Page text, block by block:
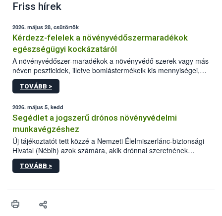
Friss hírek
2026. május 28, csütörtök
Kérdezz-felelek a növényvédőszermaradékok
egészségügyi kockázatáról
A növényvédőszer-maradékok a növényvédő szerek vagy más
néven peszticidek, illetve bomlástermékeik kis mennyiségei,
melyek a terményekben vagy azok felületén a betakarítást,
szüretelést, illetve tárolást követően is megmaradhatnak. Az
mennyiségének esetenként a kezelt terményeken is jelen kell
lennie. Nem minden élelmiszer tartalmaz szermaradékot.
Azokban az élelmiszerekben is, melyekben kimutathatóak,
általában csak nagyon kis mennyiségben vannak jelen, így nem
jelenthetnek kockázatot a fogyasztó egészségére nézve.
TOVÁBB >
2026. május 5, kedd
Segédlet a jogszerű drónos növényvédelmi
munkavégzéshez
Új tájékoztatót tett közzé a Nemzeti Élelmiszerlánc-biztonsági
Hivatal (Nébih) azok számára, akik drónnal szeretnének
növényvédelmi vagy tápanyag-gazdálkodási tevékenységet
végezni Magyarországon. Az összefoglaló részletesen
műszaki és hatósági feltételek.
TOVÁBB >